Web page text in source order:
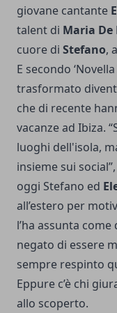
giovane cantante
talent di Maria De
cuore di Stefano,
E secondo
trasformato
che di recente
vacanze ad Ibiza.
luoghi dell'isola,
insieme sui
oggi Stefano ed
all’estero per
l’ha assunta
negato di essere
sempre respinto
Eppure c’è chi
allo scoperto.